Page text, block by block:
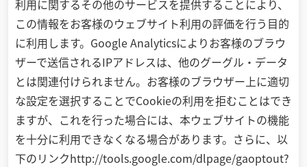
利用に関するその他のサービスを提供することにより、
この情報をお客様のウェブサイト利用の評価を行う目的
に利用します。Google Analyticsによりお客様のブラウ
ザーで送信されるIPアドレスは、他のグーグル・データ
とは関連付けられません。お客様のブラウザー上に適切
な設定を選択することでCookieの利用を拒むことはでき
ますが、これを行った場合には、本ウェブサイトの機能
を十分に利用できなくなる場合があります。さらに、以
下のリンクhttp://tools.google.com/dlpage/gaoptout?